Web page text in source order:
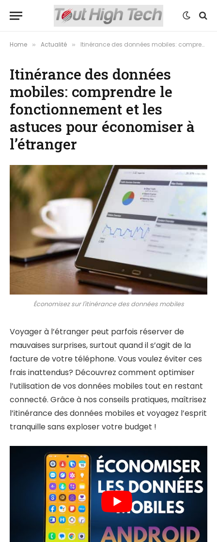
Home » Actualité » Itinérance des données mobiles: comprendre le fonctionnement et les astuces pour économiser à l’étranger
Itinérance des données
mobiles: comprendre le
fonctionnement et les
astuces pour économiser à
l’étranger
Économisez sur l'itinérance des données mobiles
Voyager à l’étranger peut parfois réserver de
mauvaises surprises, surtout quand il s’agit de la
facture de votre téléphone. Vous voulez éviter ces
frais inattendus? Découvrez comment optimiser
l’utilisation de vos données mobiles tout en restant
connecté. Grâce à nos conseils pratiques, maîtrisez
l’itinérance des données mobiles et voyagez l’esprit
tranquille sans exploser votre budget !